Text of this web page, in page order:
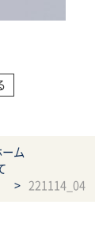
ム
221114_04